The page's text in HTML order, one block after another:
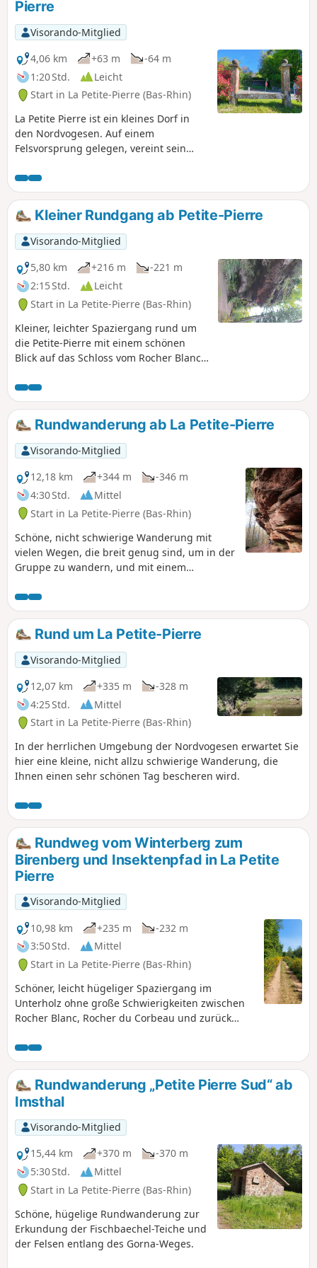
Pierre
Visorando-Mitglied
4,06 km
+63 m
-64 m
1:20 Std.
Leicht
Start in La Petite-Pierre (Bas-Rhin)
La Petite Pierre ist ein kleines Dorf in
den Nordvogesen. Auf einem
Felsvorsprung gelegen, vereint sein
Staedtel, alles, was eine mittelalterliche
elsässische Stadt zu bieten hat: ein
Schloss, malerische Gassen,
mittelalterliches Flair, Häuser mit einem
gewissen Charme... Diese
Rundwanderung bietet auch die
Möglichkeit, den Vorort nördlich der
Altstadt bis zur napoleonischen Bank zu
besuchen.
Kleiner Rundgang ab Petite-Pierre
Visorando-Mitglied
5,80 km
+216 m
-221 m
2:15 Std.
Leicht
Start in La Petite-Pierre (Bas-Rhin)
Kleiner, leichter Spaziergang rund um
die Petite-Pierre mit einem schönen
Blick auf das Schloss vom Rocher Blanc
Steigungen!
Rundwanderung ab La Petite-Pierre
Visorando-Mitglied
12,18 km
+344 m
-346 m
4:30 Std.
Mittel
Start in La Petite-Pierre (Bas-Rhin)
Schöne, nicht schwierige Wanderung mit
vielen Wegen, die breit genug sind, um in der
Gruppe zu wandern, und mit einem
Rund um La Petite-Pierre
Visorando-Mitglied
12,07 km
+335 m
-328 m
4:25 Std.
Mittel
Start in La Petite-Pierre (Bas-Rhin)
In der herrlichen Umgebung der Nordvogesen erwartet Sie
hier eine kleine, nicht allzu schwierige Wanderung, die
Ihnen einen sehr schönen Tag bescheren wird.
Rundweg vom Winterberg zum
Birenberg und Insektenpfad in La Petite
Pierre
Visorando-Mitglied
10,98 km
+235 m
-232 m
3:50 Std.
Mittel
Start in La Petite-Pierre (Bas-Rhin)
Schöner, leicht hügeliger Spaziergang im
Unterholz ohne große Schwierigkeiten zwischen
Rocher Blanc, Rocher du Corbeau und zurück
Rundwanderung „Petite Pierre Sud“ ab
Imsthal
Visorando-Mitglied
15,44 km
+370 m
-370 m
5:30 Std.
Mittel
Start in La Petite-Pierre (Bas-Rhin)
Schöne, hügelige Rundwanderung zur
Erkundung der Fischbaechel-Teiche und
der Felsen entlang des Gorna-Weges.